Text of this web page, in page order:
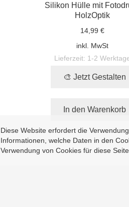
Diese Website erfordert die
Informationen, welche Daten in den
Verwendung von Cookies für diese
Silikon Hülle mit
HolzOptik
14,99 €
inkl. MwSt
Lieferzeit: 1-2
🎨 Jetzt Gestalten
In den Warenkorb